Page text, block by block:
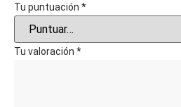
Tu puntuación *
Tu valoración *